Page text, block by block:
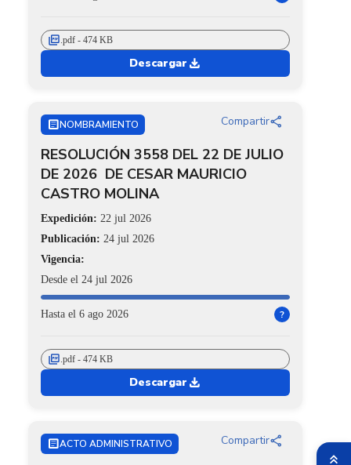
picture_as_pdf.pdf - 474 KB
Descargar download
ARTICLENOMBRAMIENTO Compartirshare
RESOLUCIÓN 3558 DEL 22 DE JULIO
DE 2026 DE CESAR MAURICIO
CASTRO MOLINA
Expedición: 22 jul 2026
Publicación: 24 jul 2026
Vigencia:
Desde el 24 jul 2026
Hasta el 6 ago 2026 ?
picture_as_pdf.pdf - 474 KB
Descargar download
ARTICLEACTO ADMINISTRATIVO Compartirshare